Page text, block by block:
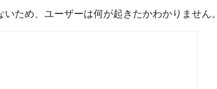
ため、ユーザーは何が起きたかわかりません。